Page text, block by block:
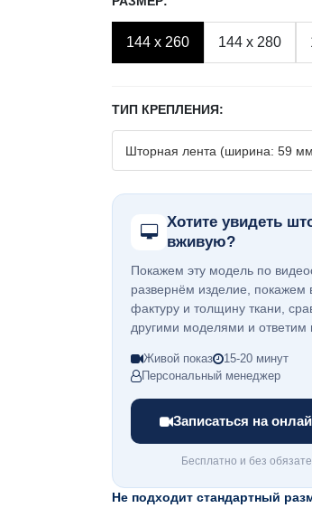
144 x 260 144 x 280
ТИП КРЕПЛЕНИЯ:
Хотите увидеть
вживую?
Покажем эту модель по
развернём изделие, покажем
фактуру и толщину ткани,
другими моделями и ответим
Живой показ
15-20 минут
Персональный менеджер
Записаться на
Бесплатно и без
Не подходит стандартный